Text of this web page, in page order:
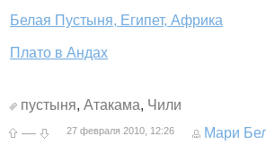
Белая Пустыня, Египет, Африка
Плато в Андах
пустыня, Атакама, Чили
—
27 февраля 2010, 12:26 Мари